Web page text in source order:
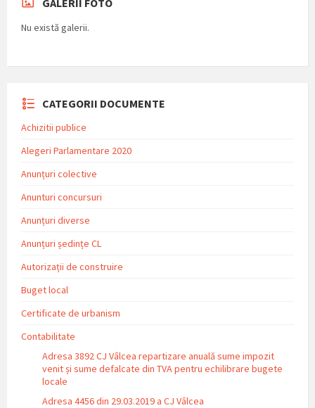
Nu există galerii.
CATEGORII DOCUMENTE
Achizitii publice
Alegeri Parlamentare 2020
Anunțuri colective
Anunturi concursuri
Anunțuri diverse
Anunțuri ședințe CL
Autorizații de construire
Buget local
Certificate de urbanism
Contabilitate
Adresa 3892 CJ Vâlcea repartizare anuală sume impozit
venit și sume defalcate din TVA pentru echilibrare bugete
locale
Adresa 4456 din 29.03.2019 a CJ Vâlcea